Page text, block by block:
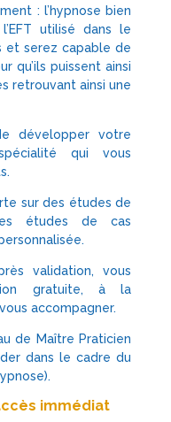
: l’hypnose bien
utilisé dans le
et serez capable de
qu’ils puissent ainsi
retrouvant ainsi une
développer votre
qui vous
sur des études de
études de cas
validation, vous
gratuite, à la
accompagner.
de Maître Praticien
dans le cadre du
immédiat